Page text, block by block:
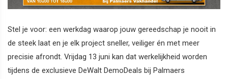
Stel je voor: een werkdag waarop jouw gereedschap je nooit in
de steek laat en je elk project sneller, veiliger én met meer
precisie afrondt. Vrijdag 13 juni kan dat werkelijkheid worden
tijdens de exclusieve DeWalt DemoDeals bij Palmaers